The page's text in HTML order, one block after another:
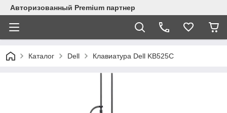
Авторизованный Premium партнер
Каталог Dell Клавиатура Dell KB525C